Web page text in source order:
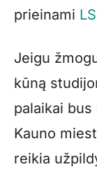
prieinami
Jeigu
kūną
palaikai
Kauno
reikia